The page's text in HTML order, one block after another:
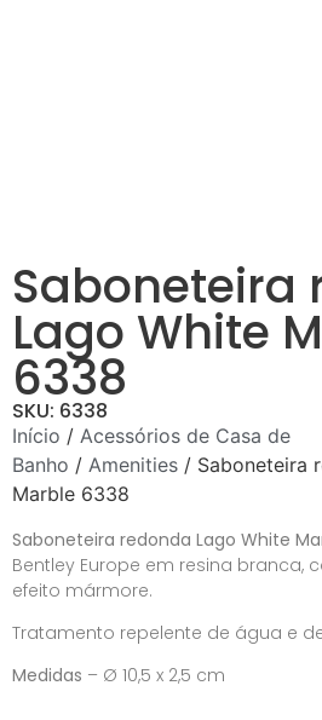
Saboneteira
Lago White
6338
SKU: 6338
Início / Acessórios de Casa de
Banho / Amenities / Saboneteira
Marble 6338
Saboneteira redonda Lago White
Bentley Europe em resina branca,
efeito mármore.
Tratamento repelente de água e
Medidas – Ø 10,5 x 2,5 cm